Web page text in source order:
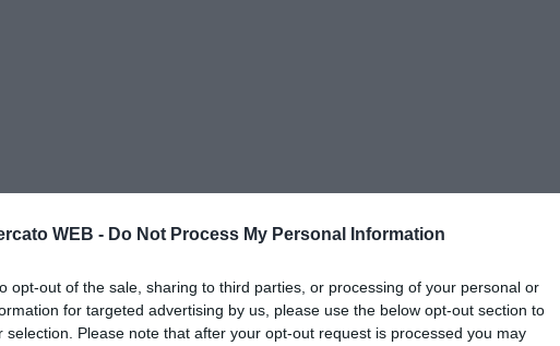
WEB - Do Not Process My Personal Information
opt-out of the sale, sharing to third parties, or processing of your personal or
for targeted advertising by us, please use the below opt-out section to
selection. Please note that after your opt-out request is processed you may